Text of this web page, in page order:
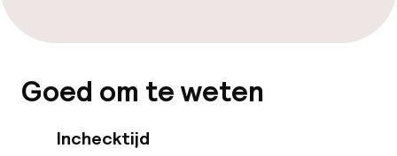
Ontbijt geserveerd aan tafel
Lunch à la carte
Goed om te weten
Inchecktijd